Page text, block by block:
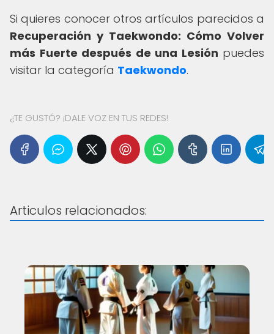
Si quieres conocer otros artículos parecidos a
Recuperación y Taekwondo: Cómo Volver
más Fuerte después de una Lesión puedes
visitar la categoría Taekwondo.
¿TE GUSTÓ? ¡DALE VOZ EN TUS REDES!
Articulos relacionados: